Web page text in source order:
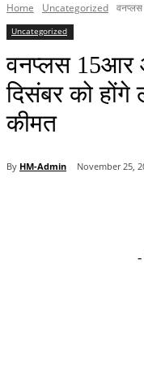
Home Uncategorized वनप्लस
Uncategorized
वनप्लस 15आर
दिसंबर को होंगे
कीमत
By HM-Admin November 25,
-